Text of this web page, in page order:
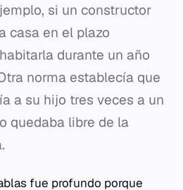
si un constructor
casa en el plazo
durante un año
norma establecía que
a su hijo tres veces a un
quedaba libre de la
fue profundo porque